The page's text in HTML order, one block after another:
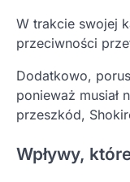
W trakcie swojej
przeciwności
Dodatkowo,
ponieważ musiał
przeszkód,
Wpływy,